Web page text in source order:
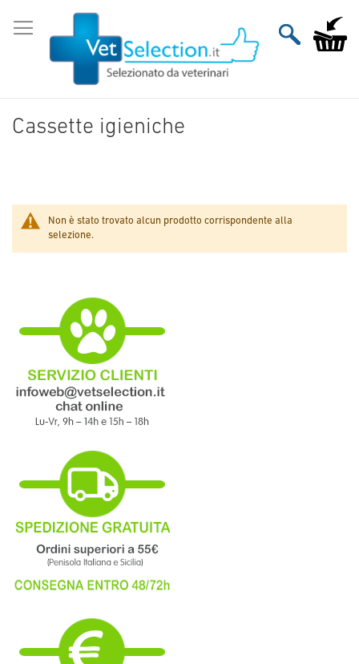
al
contenuto
Carrello
Cassette igieniche
Non è stato trovato alcun prodotto corrispondente alla
selezione.